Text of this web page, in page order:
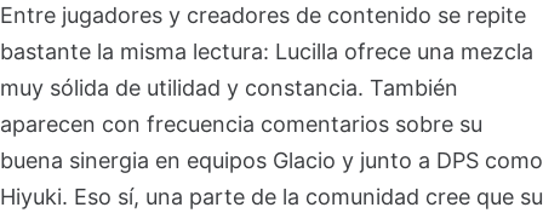
Entre jugadores y creadores de contenido se repite
bastante la misma lectura: Lucilla ofrece una mezcla
muy sólida de utilidad y constancia. También
aparecen con frecuencia comentarios sobre su
buena sinergia en equipos Glacio y junto a DPS como
Hiyuki. Eso sí, una parte de la comunidad cree que su